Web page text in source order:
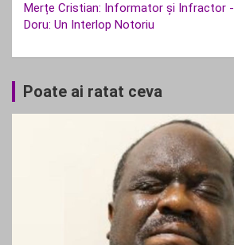
Merțe Cristian: Informator și Infractor -
Doru: Un Interlop Notoriu
Poate ai ratat ceva